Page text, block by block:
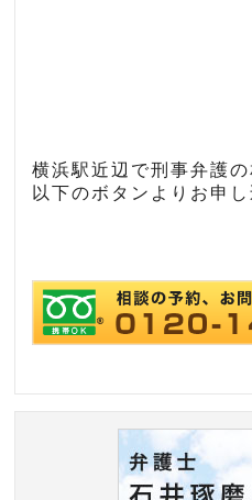
横浜駅近辺で刑事弁護
以下のボタンよりお申し